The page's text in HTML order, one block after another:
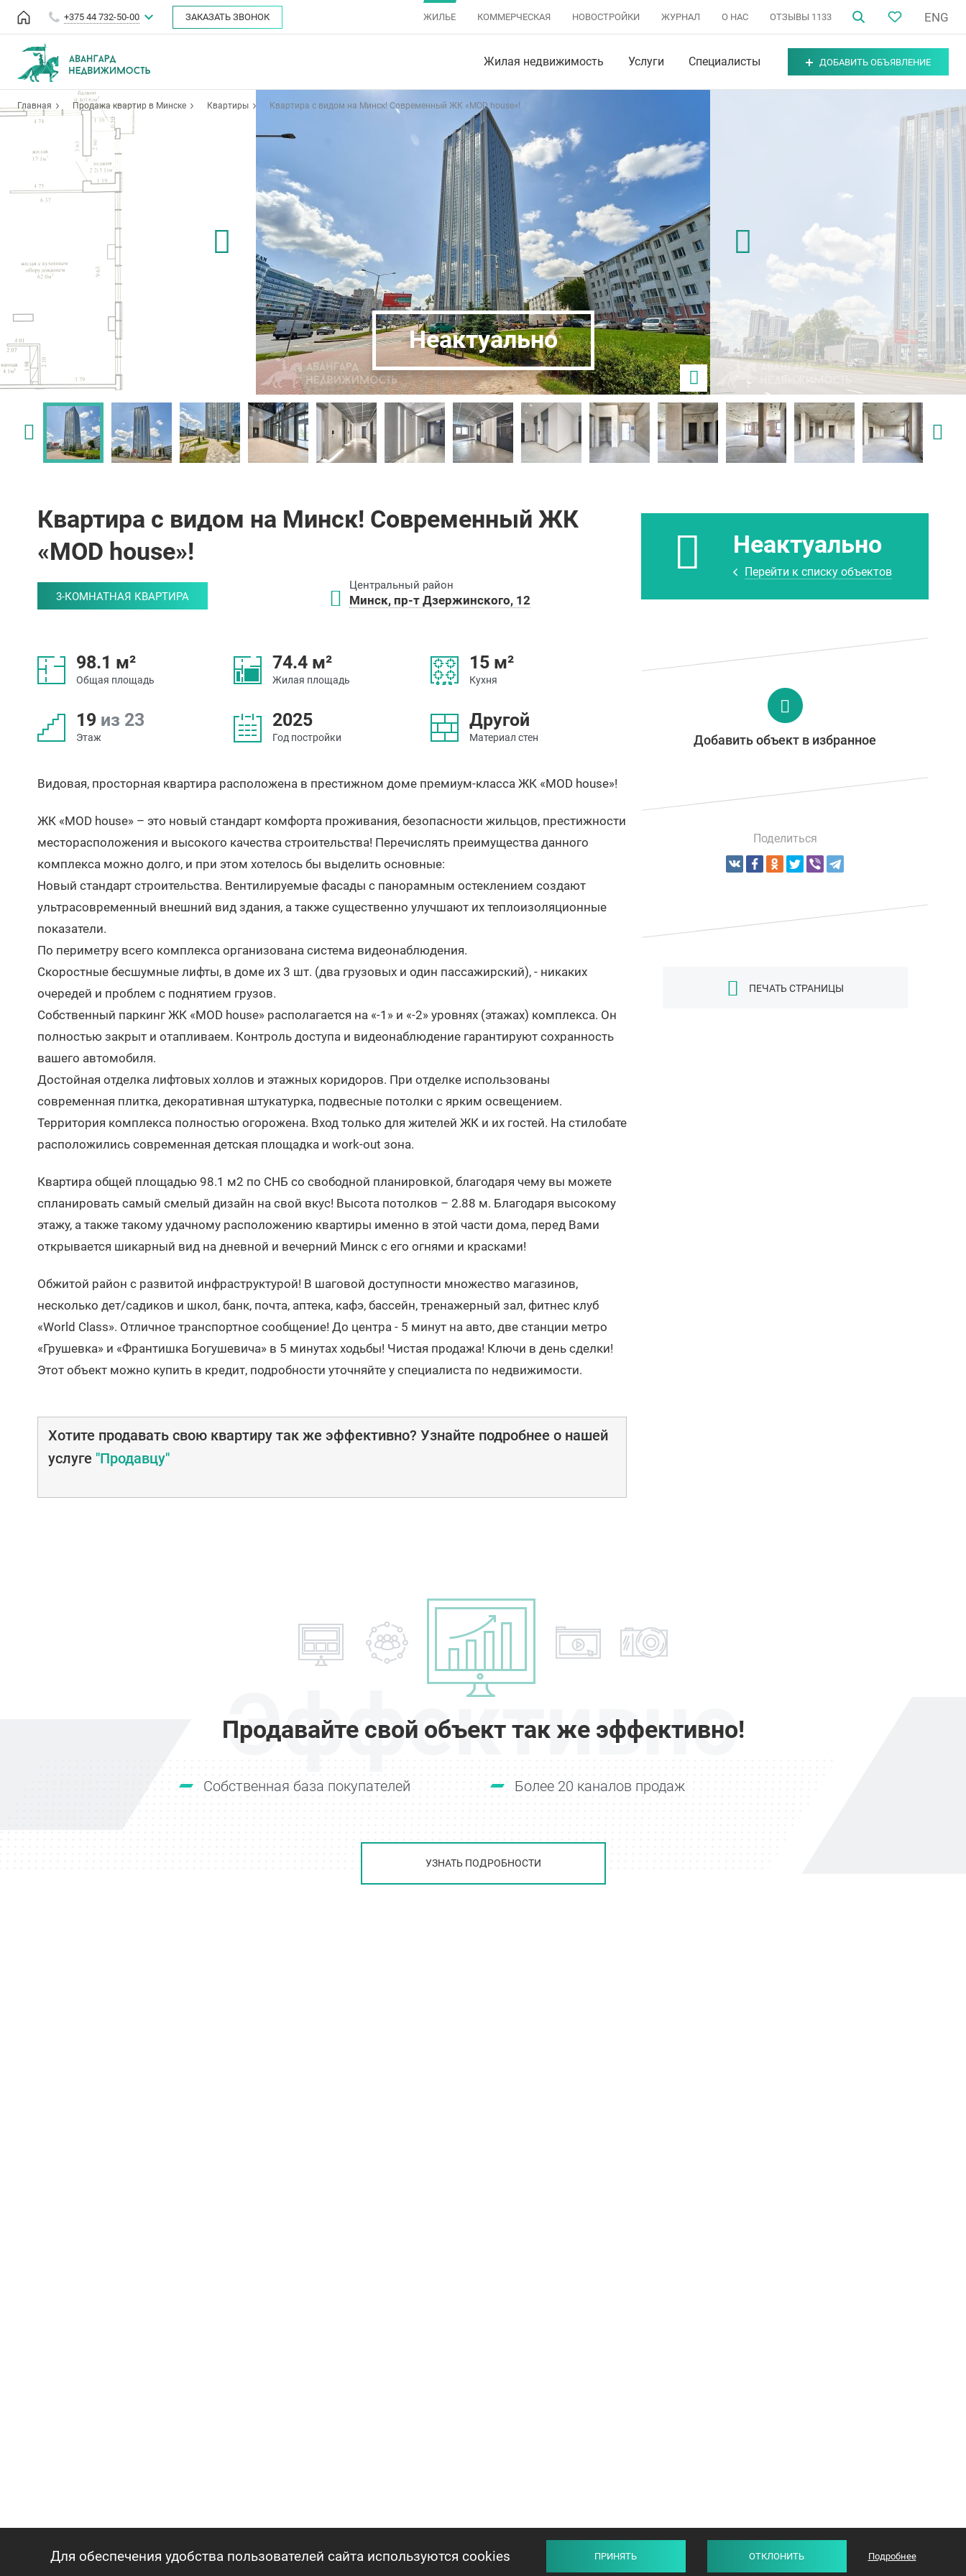
+375 44 732-50-00 ЗАКАЗАТЬ ЗВОНОК ЖИЛЬЕ КОММЕРЧЕСКАЯ НОВОСТРОЙКИ ЖУРНАЛ О НАС ОТЗЫВЫ 1133 ENG
Жилая недвижимость Услуги Специалисты ДОБАВИТЬ ОБЪЯВЛЕНИЕ
Главная Продажа квартир в Минске Квартиры Квартира с видом на Минск! Современный ЖК «MOD house»!
Неактуально
Квартира с видом на Минск! Современный ЖК
«MOD house»!
3-КОМНАТНАЯ КВАРТИРА
Центральный район
Минск, пр-т Дзержинского, 12
98.1 м²
Общая площадь
74.4 м²
Жилая площадь
15 м²
Кухня
19 из 23
Этаж
2025
Год постройки
Другой
Материал стен
Видовая, просторная квартира расположена в престижном доме премиум-класса ЖК «MOD house»!
ЖК «MOD house» – это новый стандарт комфорта проживания, безопасности жильцов, престижности
месторасположения и высокого качества строительства! Перечислять преимущества данного
комплекса можно долго, и при этом хотелось бы выделить основные:
Новый стандарт строительства. Вентилируемые фасады с панорамным остеклением создают
ультрасовременный внешний вид здания, а также существенно улучшают их теплоизоляционные
показатели.
По периметру всего комплекса организована система видеонаблюдения.
Скоростные бесшумные лифты, в доме их 3 шт. (два грузовых и один пассажирский), - никаких
очередей и проблем с поднятием грузов.
Собственный паркинг ЖК «MOD house» располагается на «-1» и «-2» уровнях (этажах) комплекса. Он
полностью закрыт и отапливаем. Контроль доступа и видеонаблюдение гарантируют сохранность
вашего автомобиля.
Достойная отделка лифтовых холлов и этажных коридоров. При отделке использованы
современная плитка, декоративная штукатурка, подвесные потолки с ярким освещением.
Территория комплекса полностью огорожена. Вход только для жителей ЖК и их гостей. На стилобате
расположились современная детская площадка и work-out зона.
Квартира общей площадью 98.1 м2 по СНБ со свободной планировкой, благодаря чему вы можете
спланировать самый смелый дизайн на свой вкус! Высота потолков – 2.88 м. Благодаря высокому
этажу, а также такому удачному расположению квартиры именно в этой части дома, перед Вами
открывается шикарный вид на дневной и вечерний Минск с его огнями и красками!
Обжитой район с развитой инфраструктурой! В шаговой доступности множество магазинов,
несколько дет/садиков и школ, банк, почта, аптека, кафэ, бассейн, тренажерный зал, фитнес клуб
«World Class». Отличное транспортное сообщение! До центра - 5 минут на авто, две станции метро
«Грушевка» и «Франтишка Богушевича» в 5 минутах ходьбы! Чистая продажа! Ключи в день сделки!
Этот объект можно купить в кредит, подробности уточняйте у специалиста по недвижимости.
Хотите продавать свою квартиру так же эффективно? Узнайте подробнее о нашей
услуге "Продавцу"
Неактуально
Перейти к списку объектов
Добавить объект в избранное
Поделиться
ПЕЧАТЬ СТРАНИЦЫ
Продавайте свой объект так же эффективно!
Эффективно
Собственная база покупателей Более 20 каналов продаж
УЗНАТЬ ПОДРОБНОСТИ
Для обеспечения удобства пользователей сайта используются cookies ПРИНЯТЬ ОТКЛОНИТЬ Подробнее